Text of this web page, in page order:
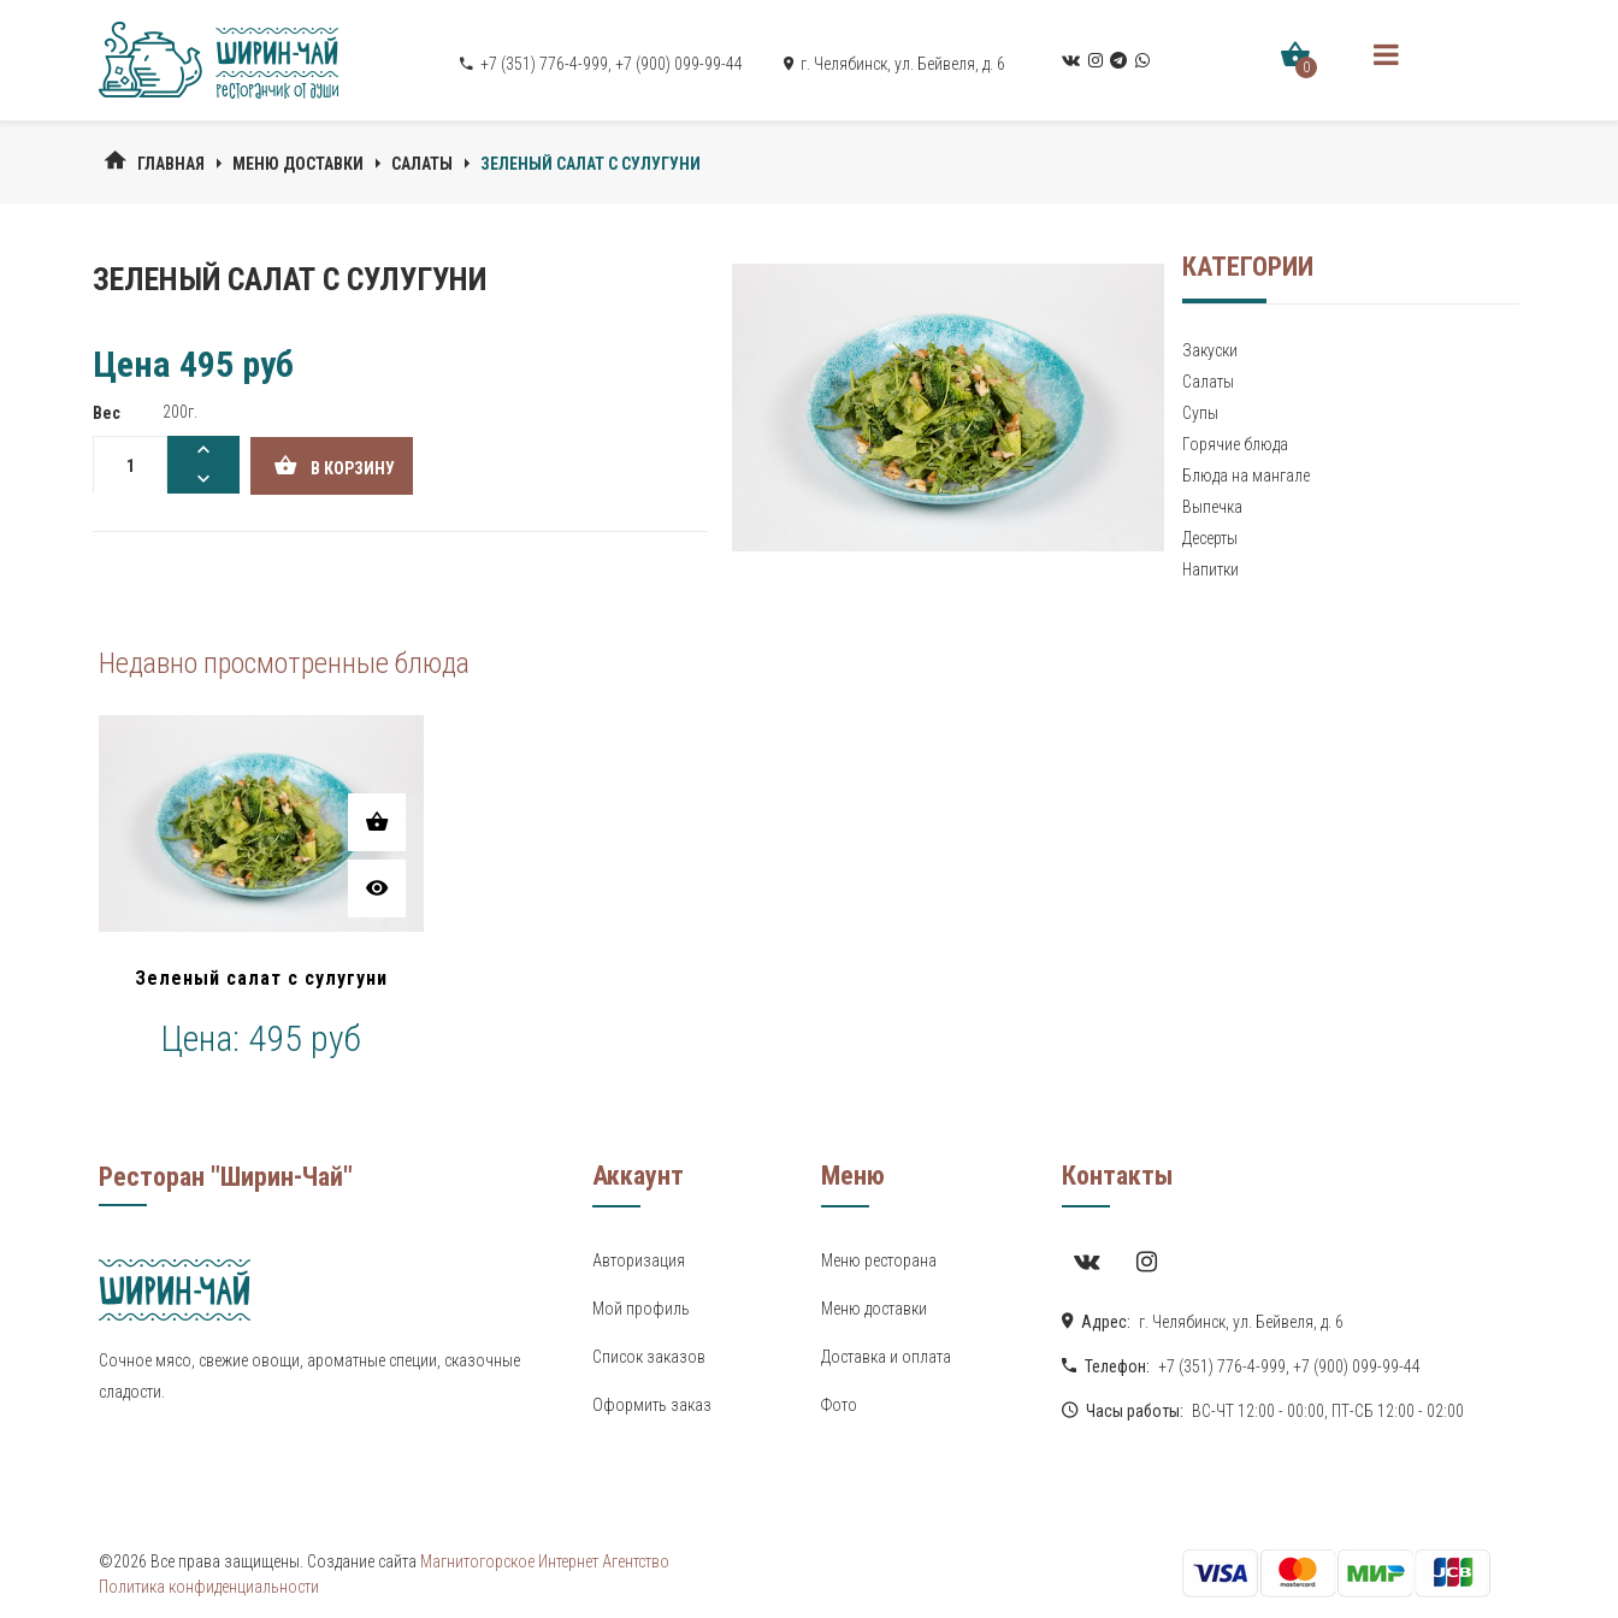
+7 (351) 776-4-999 +7 (900) 099-99-44 г. Челябинск, ул. Бейвеля, д. 6 0
ГЛАВНАЯ МЕНЮ ДОСТАВКИ САЛАТЫ ЗЕЛЕНЫЙ САЛАТ С СУЛУГУНИ
ЗЕЛЕНЫЙ САЛАТ С СУЛУГУНИ
Цена 495 руб
Вес 200г.
Недавно просмотренные блюда
Зеленый салат с сулугуни
495 руб
КАТЕГОРИИ
Закуски
Салаты
Супы
Горячие блюда
Блюда на мангале
Выпечка
Десерты
Напитки
Ресторан "Ширин-Чай"
Сочное мясо, свежие овощи, ароматные специи, сказочные
сладости.
Аккаунт
Авторизация
Мой профиль
Список заказов
Оформить заказ
Меню
Меню ресторана
Меню доставки
Доставка и оплата
Фото
Контакты
Адрес: г. Челябинск, ул. Бейвеля, д. 6
Телефон: +7 (351) 776-4-999 +7 (900) 099-99-44
Часы работы: ВС-ЧТ 12:00 - 00:00, ПТ-СБ 12:00 - 02:00
©2026 Все права защищены. Создание сайта Магнитогорское Интернет Агентство
Политика конфиденциальности